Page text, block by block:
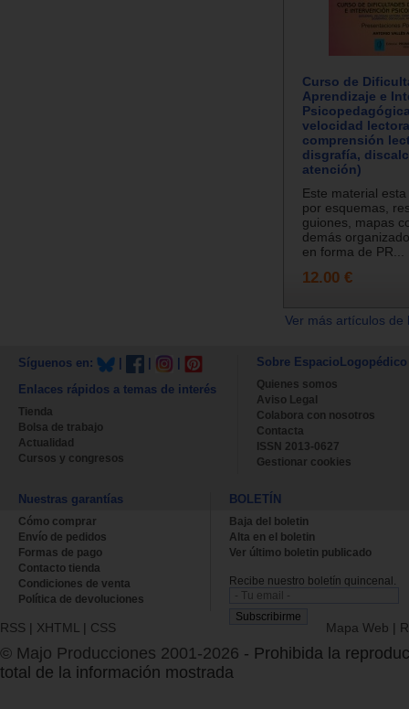
Curso de
Aprendizaje e
velocidad
comprensión
disgrafía,
atención)
Este material
por esquemas,
guiones, mapas
demás
en forma de PR...
12.00 €
Ver más artículos
Síguenos en:
Enlaces rápidos a temas de interés
Tienda
Bolsa de trabajo
Actualidad
Cursos y congresos
Sobre EspacioLogopédico
Quienes somos
Aviso Legal
Colabora con nosotros
Contacta
ISSN 2013-0627
Gestionar cookies
Nuestras garantías
Cómo comprar
Envío de pedidos
Formas de pago
Contacto tienda
Condiciones de venta
Política de devoluciones
BOLETÍN
Baja del boletin
Alta en el boletin
Ver último boletin publicado
Recibe nuestro boletín quincenal.
RSS | XHTML | CSS Mapa Web |
© Majo Producciones 2001-2026 - Prohibida la
total de la información mostrada